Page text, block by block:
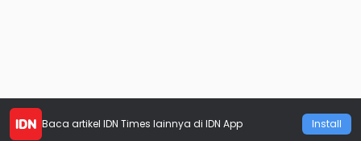
Baca artikel IDN Times lainnya di IDN App Install